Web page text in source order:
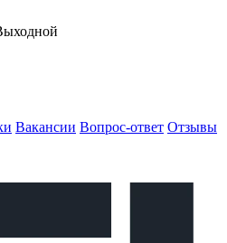
Вакансии Вопрос-ответ Отзывы